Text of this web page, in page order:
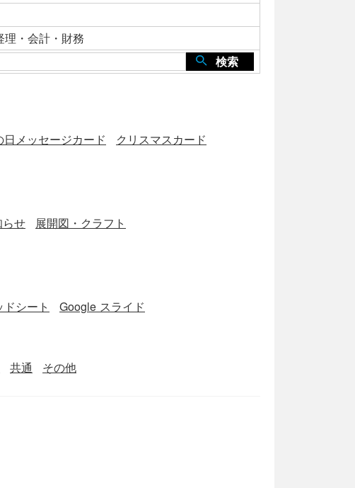
理・会計・財務
検索
日メッセージカード
クリスマスカード
らせ
展開図・クラフト
シート Google スライド
共通 その他